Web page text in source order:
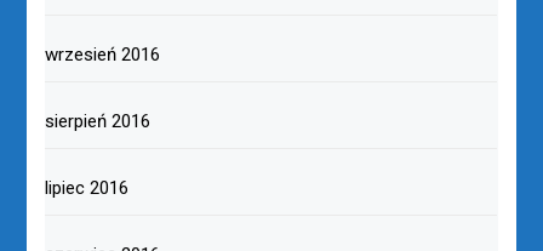
wrzesień 2016
sierpień 2016
lipiec 2016